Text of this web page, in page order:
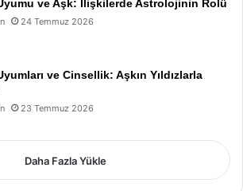
ve Aşk: İlişkilerde Astrolojinin Rolü
24 Temmuz 2026
ve Cinsellik: Aşkın Yıldızlarla
23 Temmuz 2026
Daha Fazla Yükle